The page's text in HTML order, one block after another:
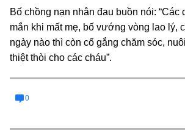
Bố chồng nạn nhân đau buồn nói: “Các
mắn khi mất mẹ, bố vướng vòng lao lý,
ngày nào thì còn cố gắng chăm sóc,
thiệt thòi cho các cháu”.
0